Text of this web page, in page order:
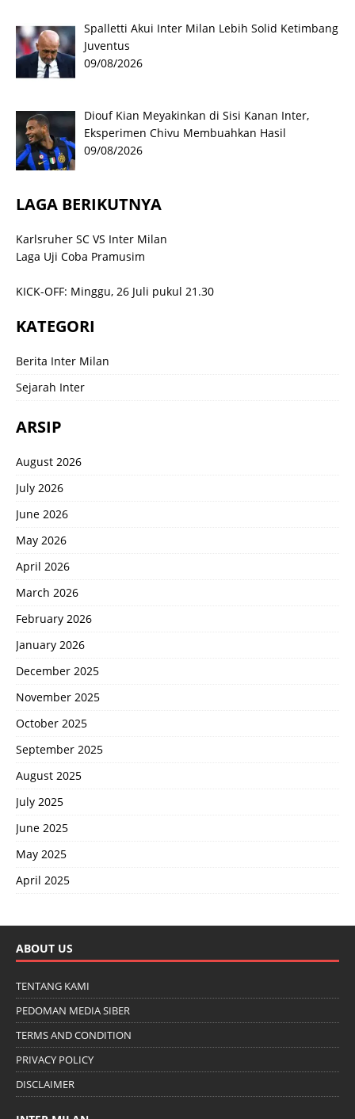
Spalletti Akui Inter Milan Lebih Solid Ketimbang
Juventus
09/08/2026
Diouf Kian Meyakinkan di Sisi Kanan Inter,
Eksperimen Chivu Membuahkan Hasil
09/08/2026
LAGA BERIKUTNYA
Karlsruher SC VS Inter Milan
Laga Uji Coba Pramusim
KICK-OFF: Minggu, 26 Juli pukul 21.30
KATEGORI
Berita Inter Milan
Sejarah Inter
ARSIP
August 2026
July 2026
June 2026
May 2026
April 2026
March 2026
February 2026
January 2026
December 2025
November 2025
October 2025
September 2025
August 2025
July 2025
June 2025
May 2025
April 2025
ABOUT US
TENTANG KAMI
PEDOMAN MEDIA SIBER
TERMS AND CONDITION
PRIVACY POLICY
DISCLAIMER